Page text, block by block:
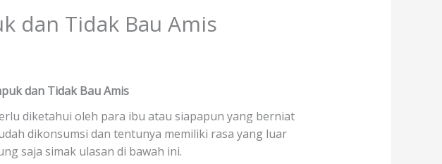
dan Tidak Bau Amis
dan Tidak Bau Amis
diketahui oleh para ibu atau siapapun yang berniat
dikonsumsi dan tentunya memiliki rasa yang luar
saja simak ulasan di bawah ini.